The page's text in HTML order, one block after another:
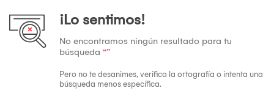
¡Lo sentimos!
No encontramos ningún resultado para tu
búsqueda “”
Pero no te desanimes, verifica la ortografía o intenta una
búsqueda menos específica.